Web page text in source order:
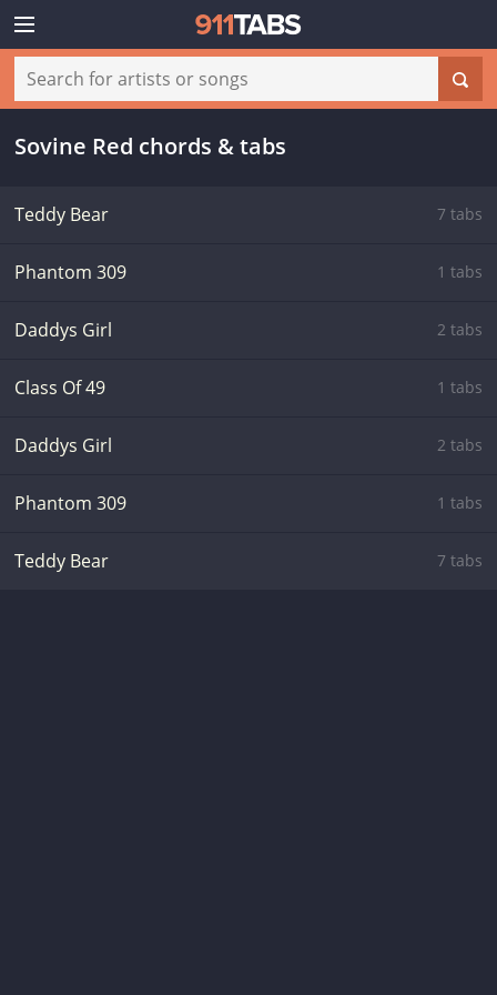
Sovine Red chords & tabs
Teddy Bear 7 tabs
Phantom 309 1 tabs
Daddys Girl 2 tabs
Class Of 49 1 tabs
Daddys Girl 2 tabs
Phantom 309 1 tabs
Teddy Bear 7 tabs